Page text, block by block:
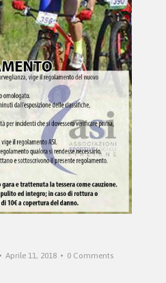
Aprile 11, 2018 0 Comments